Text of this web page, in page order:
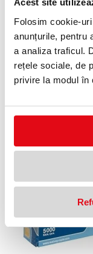
Acest site
Folosim cookie-
anunțurile, pentru
a analiza traficul.
rețele sociale, de
privire la modul în
83,35 lei(pret cu TVA)